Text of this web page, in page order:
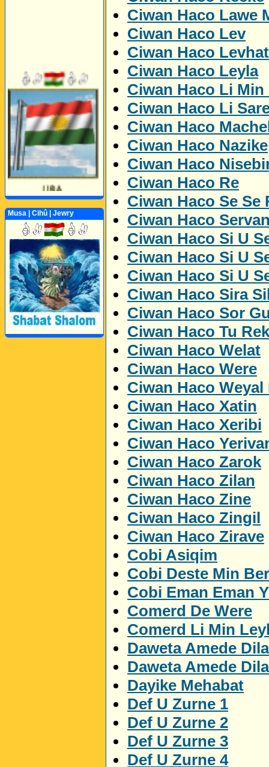
Musa | Cihû | Jewry
Ciwan Haco Lawe
Ciwan Haco Lev
Ciwan Haco
Ciwan Haco Leyla
Ciwan Haco Li Min
Ciwan Haco Li
Ciwan Haco
Ciwan Haco Nazike
Ciwan Haco
Ciwan Haco Re
Ciwan Haco Se Se
Ciwan Haco
Ciwan Haco Si U
Ciwan Haco Si U
Ciwan Haco Si U
Ciwan Haco Sira
Ciwan Haco Sor
Ciwan Haco Tu
Ciwan Haco Welat
Ciwan Haco Were
Ciwan Haco Weyal
Ciwan Haco Xatin
Ciwan Haco Xeribi
Ciwan Haco
Ciwan Haco Zarok
Ciwan Haco Zilan
Ciwan Haco Zine
Ciwan Haco Zingil
Ciwan Haco Zirave
Cobi Asiqim
Cobi Deste Min
Cobi Eman Eman
Comerd De Were
Comerd Li Min
Daweta Amede
Daweta Amede
Dayike Mehabat
Def U Zurne 1
Def U Zurne 2
Def U Zurne 3
Def U Zurne 4